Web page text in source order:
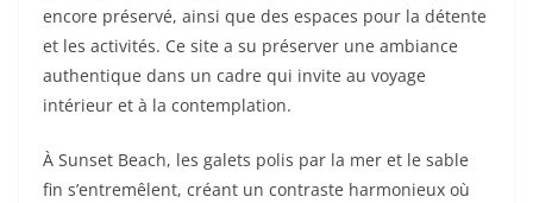
encore préservé, ainsi que des espaces pour la détente
et les activités. Ce site a su préserver une ambiance
authentique dans un cadre qui invite au voyage
intérieur et à la contemplation.
À Sunset Beach, les galets polis par la mer et le sable
fin s’entremêlent, créant un contraste harmonieux où